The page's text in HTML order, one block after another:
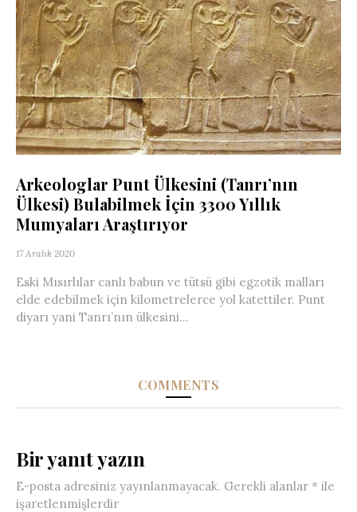
Arkeologlar Punt Ülkesini (Tanrı’nın
Ülkesi) Bulabilmek İçin 3300 Yıllık
Mumyaları Araştırıyor
17 Aralık 2020
Eski Mısırlılar canlı babun ve tütsü gibi egzotik malları
elde edebilmek için kilometrelerce yol katettiler. Punt
diyarı yani Tanrı’nın ülkesini...
COMMENTS
Bir yanıt yazın
E-posta adresiniz yayınlanmayacak. Gerekli alanlar * ile
işaretlenmişlerdir